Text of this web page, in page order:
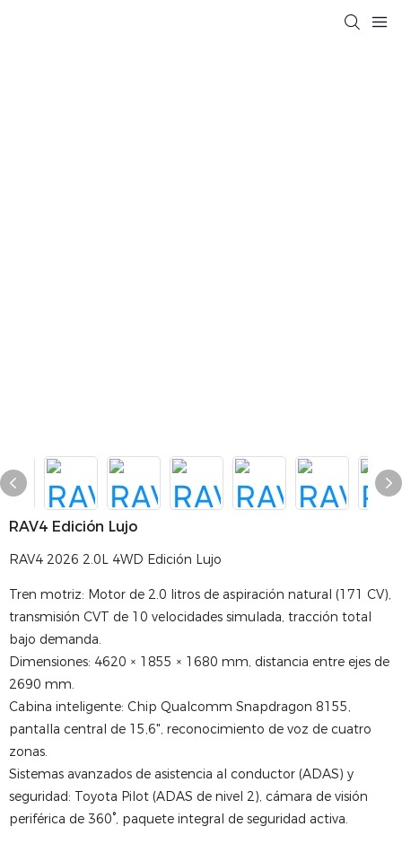
RAV4 Edición Lujo
RAV4 2026 2.0L 4WD Edición Lujo
Tren motriz: Motor de 2.0 litros de aspiración natural (171 CV),
transmisión CVT de 10 velocidades simulada, tracción total
bajo demanda.
Dimensiones: 4620 × 1855 × 1680 mm, distancia entre ejes de
2690 mm.
Cabina inteligente: Chip Qualcomm Snapdragon 8155,
pantalla central de 15,6", reconocimiento de voz de cuatro
zonas.
Sistemas avanzados de asistencia al conductor (ADAS) y
seguridad: Toyota Pilot (ADAS de nivel 2), cámara de visión
periférica de 360°, paquete integral de seguridad activa.